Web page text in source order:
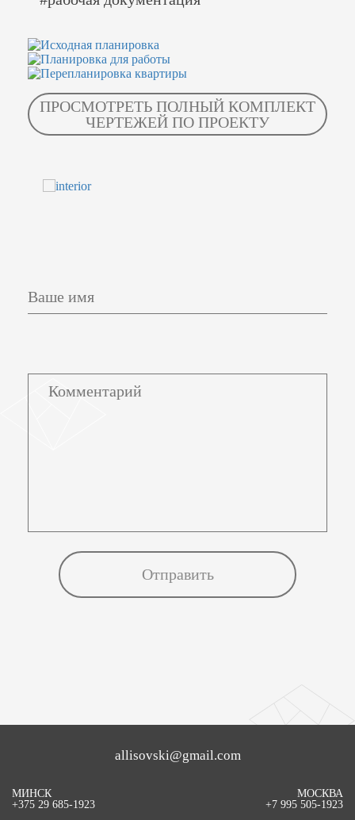
ПРОСМОТРЕТЬ ПОЛНЫЙ КОМПЛЕКТ
ЧЕРТЕЖЕЙ ПО ПРОЕКТУ
Ваше имя
МИНСК
+375 29 685-1923
allisovski@gmail.com
МОСКВА
+7 995 505-1923